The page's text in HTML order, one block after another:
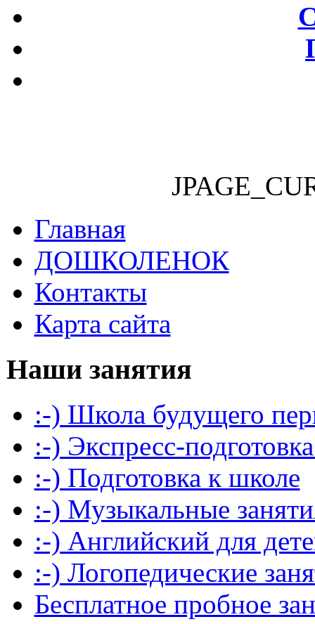
Главная
ДОШКОЛЕНОК
Контакты
Карта сайта
Наши занятия
:-) Школа будущего
:-) Экспресс-
:-) Подготовка к школе
:-) Музыкальные
:-) Английский для
:-) Логопедические
Бесплатное пробное